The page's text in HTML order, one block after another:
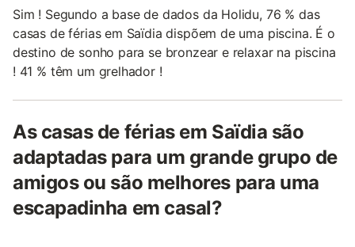
Sim ! Segundo a base de dados da Holidu, 76 % das
casas de férias em Saïdia dispõem de uma piscina. É o
destino de sonho para se bronzear e relaxar na piscina
! 41 % têm um grelhador !
As casas de férias em Saïdia são
adaptadas para um grande grupo de
amigos ou são melhores para uma
escapadinha em casal?